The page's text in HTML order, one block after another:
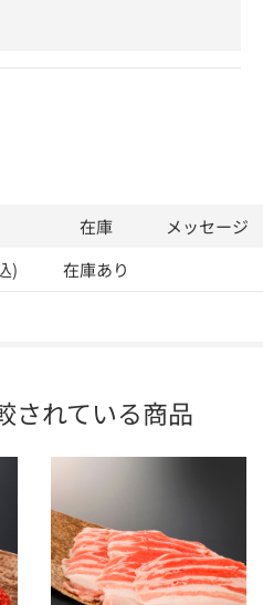
在庫
メッセージ
) 在庫あり
されている商品